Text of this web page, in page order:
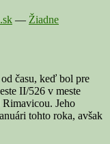
— Žiadne
času, keď bol pre
II/526 v meste
Jeho
tohto roka, avšak